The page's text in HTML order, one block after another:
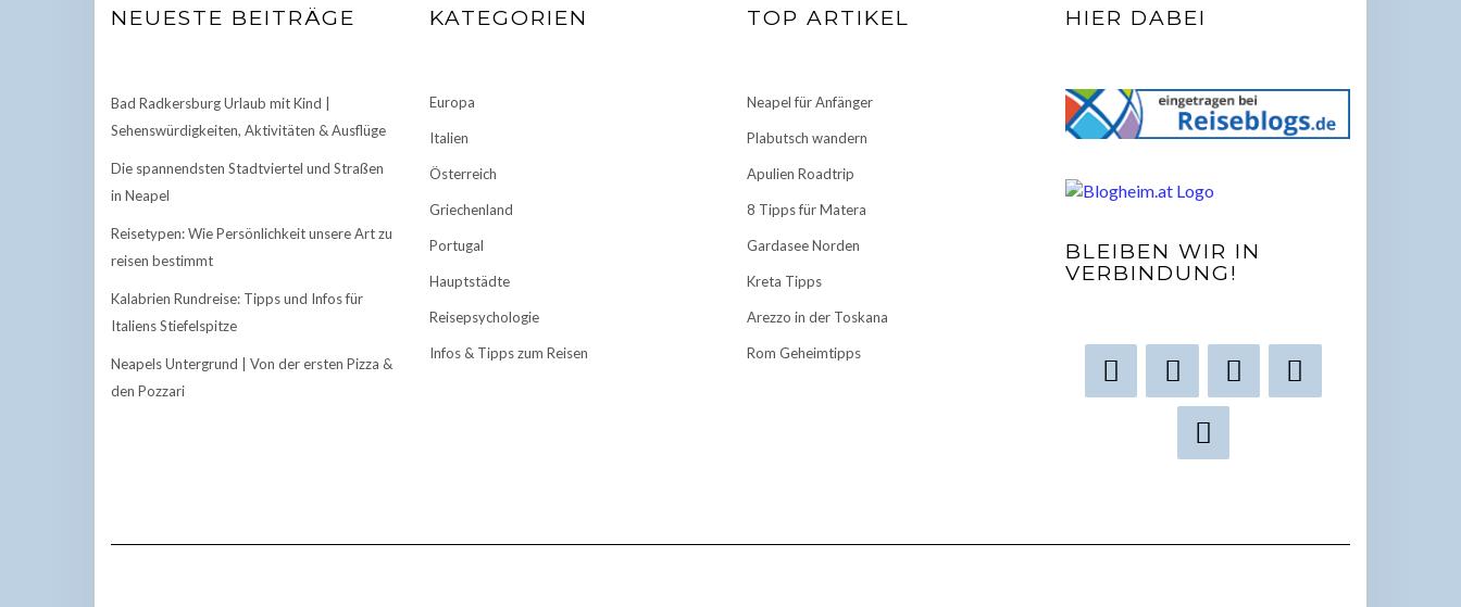
NEUESTE BEITRÄGE
Bad Radkersburg Urlaub mit Kind |
Sehenswürdigkeiten, Aktivitäten & Ausflüge
Die spannendsten Stadtviertel und Straßen
in Neapel
Reisetypen: Wie Persönlichkeit unsere Art zu
reisen bestimmt
Kalabrien Rundreise: Tipps und Infos für
Italiens Stiefelspitze
Neapels Untergrund | Von der ersten Pizza &
den Pozzari
KATEGORIEN
Europa
Italien
Österreich
Griechenland
Portugal
Hauptstädte
Reisepsychologie
Infos & Tipps zum Reisen
TOP ARTIKEL
Neapel für Anfänger
Plabutsch wandern
Apulien Roadtrip
8 Tipps für Matera
Gardasee Norden
Kreta Tipps
Arezzo in der Toskana
Rom Geheimtipps
HIER DABEI
BLEIBEN WIR IN
VERBINDUNG!